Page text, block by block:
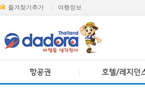
즐겨찾기추가 여행정보